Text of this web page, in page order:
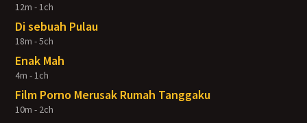
12m - 1ch
Di sebuah Pulau
18m - 5ch
Enak Mah
4m - 1ch
Film Porno Merusak Rumah Tanggaku
10m - 2ch